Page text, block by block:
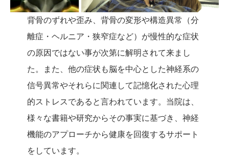
背骨のずれや歪み、背骨の変形や構造異常（分
離症・ヘルニア・狭窄症など）が慢性的な症状
の原因ではない事が次第に解明されて来まし
た。また、他の症状も脳を中心とした神経系の
信号異常やそれらに関連して記憶化された心理
的ストレスであると言われています。当院は、
様々な書籍や研究からその事実に基づき、神経
機能のアプローチから健康を回復するサポート
をしています。